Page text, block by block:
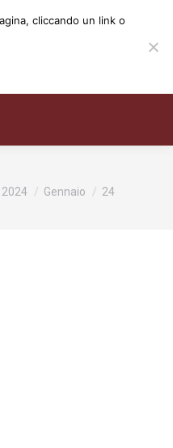
2024 Gennaio 24
cliccando un link o